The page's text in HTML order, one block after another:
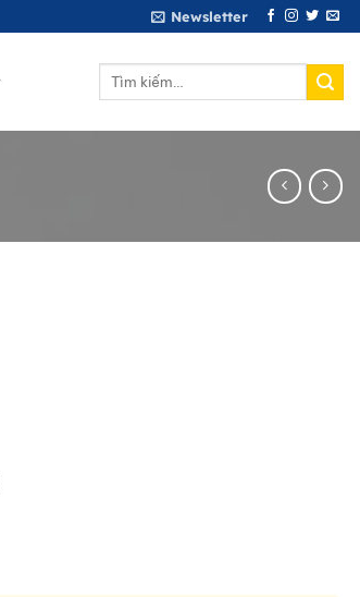
Newsletter
Tìm